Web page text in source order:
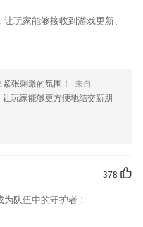
玩家能够接收到游戏更新、
张刺激的氛围！
来自
让玩家能够更方便地结交新朋
378
队伍中的守护者！